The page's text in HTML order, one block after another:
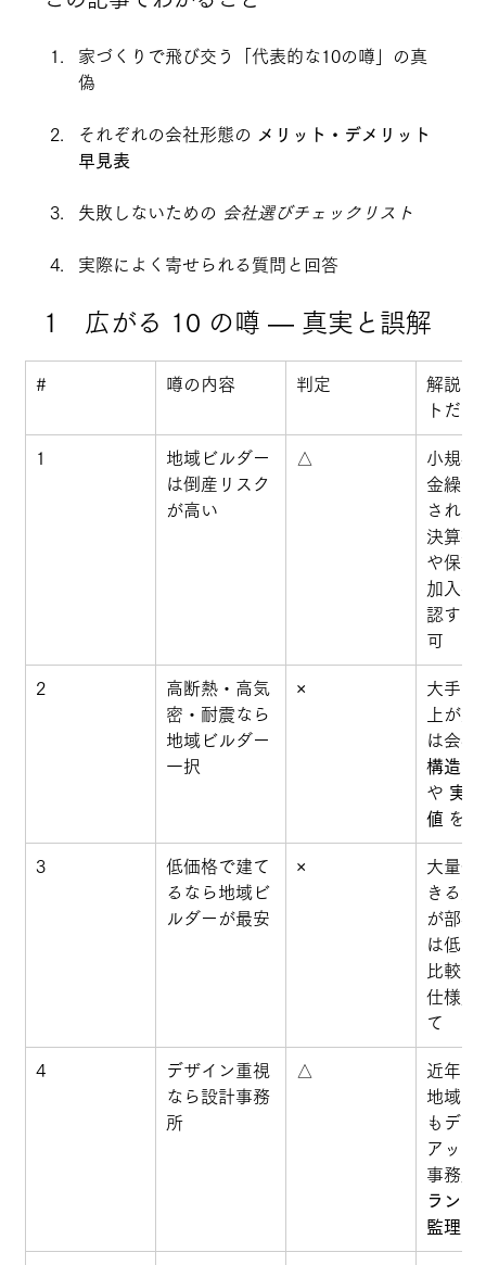
家づくりで飛び交う「代表的な10の噂」の真
偽
それぞれの会社形態の メリット・デメリット
早見表
失敗しないための 会社選びチェックリスト
実際によく寄せられる質問と回答
1　広がる 10 の噂 ― 真実と誤解
# 噂の内容 判定
解説（
トだけ
1
地域ビルダー
は倒産リスク
が高い
△
小規模
金繰り
されや
決算書
や保証
加入有
認すれ
可
2
高断熱・高気
密・耐震なら
地域ビルダー
一択
×
大手も
上が
は会社
構造計
や 実
値 を
3
低価格で建て
るなら地域ビ
ルダーが最安
×
大量仕
きる大
が部材
は低い
比較は
仕様」
て
4
デザイン重視
なら設計事務
所
△
近年は
地域ビ
もデザ
アップ
事務所
ラン自
監理力